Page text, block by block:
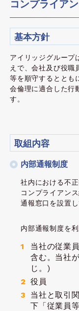
コンプライア
基本方針
アイリッジグループ
えで、会社及び役職
等を順守するととも
会倫理に適合した行
す。
取組内容
内部通報制度
社内における不
コンプライアン
通報窓口を設置し
内部通報制度を
当社の従業
含む。当社
じ。)
役員
当社と取引
下「従業員